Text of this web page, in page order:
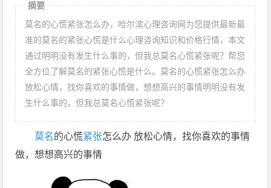
摘要
莫名的心慌紧张怎么办，哈尔滨心理咨询网为您提供最新最
准的莫名的紧张心慌是什么心理咨询知识和价格行情，本文
通过明明没有发生什么事的，但我总莫名心慌紧张呢？帮您
全方位了解莫名的紧张心慌是什么。莫名的心慌紧张怎么办
放松心情，找你喜欢的事情做，想想高兴的事情明明没有发
生什么事的，但我总莫名心慌紧张呢？
莫名的心慌紧张怎么办 放松心情，找你喜欢的事情
做，想想高兴的事情